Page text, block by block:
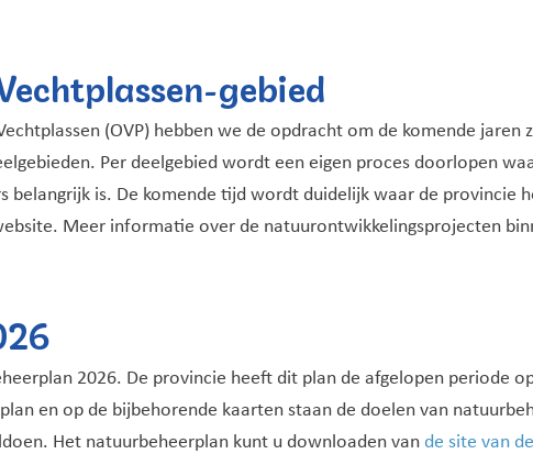
gebied
(OVP) hebben we de opdracht om de komende jaren
Per deelgebied wordt een eigen proces doorlopen
belangrijk is. De komende tijd wordt duidelijk waar de provincie
Meer informatie over de natuurontwikkelingsprojecten
2026. De provincie heeft dit plan de afgelopen periode
en op de bijbehorende kaarten staan de doelen van
Het natuurbeheerplan kunt u downloaden van de site van